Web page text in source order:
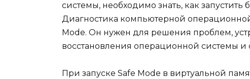
системы, необходимо знать, как
Диагностика компьютерной
Mode. Он нужен для решения проблем,
восстановления операционной системы и
При запуске Safe Mode в виртуальной